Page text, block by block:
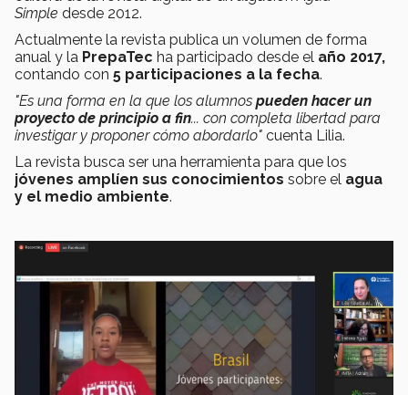
Simple desde 2012.
Actualmente la revista publica un volumen de forma
anual y la PrepaTec ha participado desde el año 2017,
contando con 5 participaciones a la fecha.
"Es una forma en la que los alumnos pueden hacer un
proyecto de principio a fin... con completa libertad para
investigar y proponer cómo abordarlo" cuenta Lilia.
La revista busca ser una herramienta para que los
jóvenes amplíen sus conocimientos sobre el agua
y el medio ambiente.